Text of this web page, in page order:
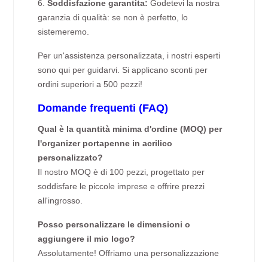
6.Soddisfazione garantita: Godetevi la nostra
garanzia di qualità: se non è perfetto, lo
sistemeremo.
Per un'assistenza personalizzata, i nostri esperti
sono qui per guidarvi. Si applicano sconti per
ordini superiori a 500 pezzi!
Domande frequenti (FAQ)
Qual è la quantità minima d'ordine (MOQ) per
l'organizer portapenne in acrilico
personalizzato?
Il nostro MOQ è di 100 pezzi, progettato per
soddisfare le piccole imprese e offrire prezzi
all'ingrosso.
Posso personalizzare le dimensioni o
aggiungere il mio logo?
Assolutamente! Offriamo una personalizzazione